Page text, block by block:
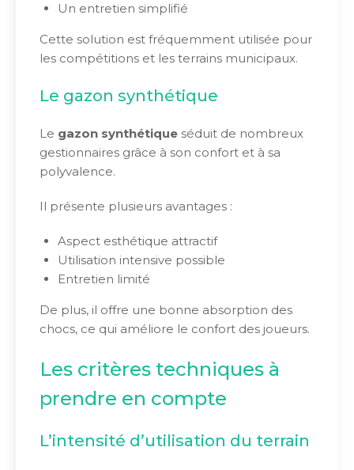
Un entretien simplifié
Cette solution est fréquemment utilisée pour
les compétitions et les terrains municipaux.
Le gazon synthétique
Le gazon synthétique séduit de nombreux
gestionnaires grâce à son confort et à sa
polyvalence.
Il présente plusieurs avantages :
Aspect esthétique attractif
Utilisation intensive possible
Entretien limité
De plus, il offre une bonne absorption des
chocs, ce qui améliore le confort des joueurs.
Les critères techniques à
prendre en compte
L’intensité d’utilisation du terrain